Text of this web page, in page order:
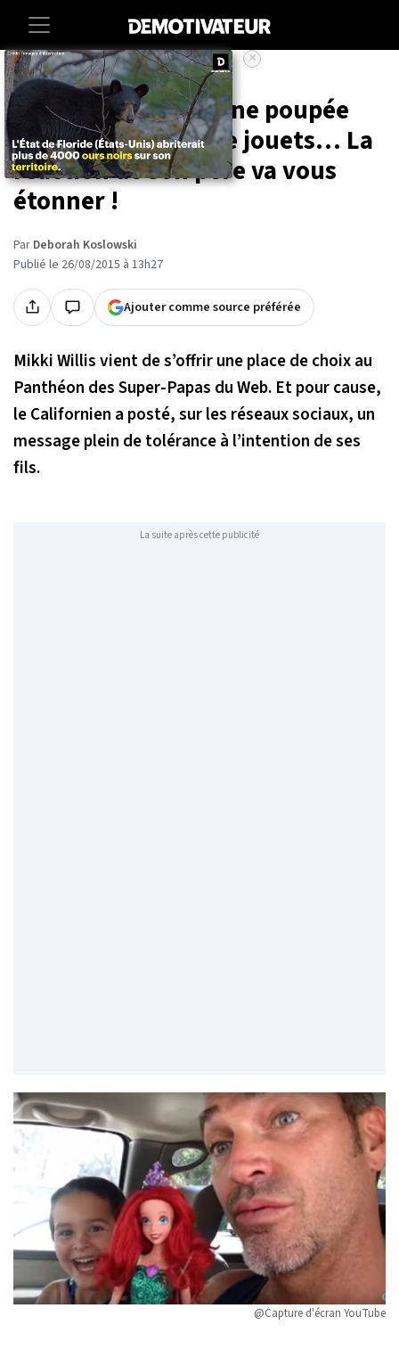
Accueil Societe Lifestyle
Un enfant choisit une poupée
dans un magasin de jouets… La
réaction de son père va vous
étonner !
Par Deborah Koslowski
Publié le 26/08/2015 à 13h27
Ajouter comme source préférée
Mikki Willis vient de s’offrir une place de choix au
Panthéon des Super-Papas du Web. Et pour cause,
le Californien a posté, sur les réseaux sociaux, un
message plein de tolérance à l’intention de ses
fils.
La suite après cette publicité
@Capture d'écran YouTube
×